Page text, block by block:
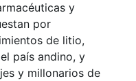
y
por
de litio,
país andino, y
y millonarios de